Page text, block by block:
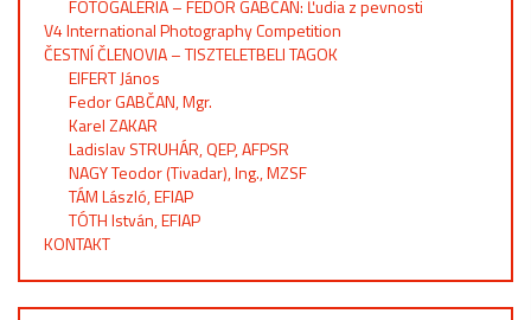
FOTOGALÉRIA – FEDOR GABČAN: Ľudia z pevnosti
V4 International Photography Competition
ČESTNÍ ČLENOVIA – TISZTELETBELI TAGOK
EIFERT János
Fedor GABČAN, Mgr.
Karel ZAKAR
Ladislav STRUHÁR, QEP, AFPSR
NAGY Teodor (Tivadar), Ing., MZSF
TÁM László, EFIAP
TÓTH István, EFIAP
KONTAKT